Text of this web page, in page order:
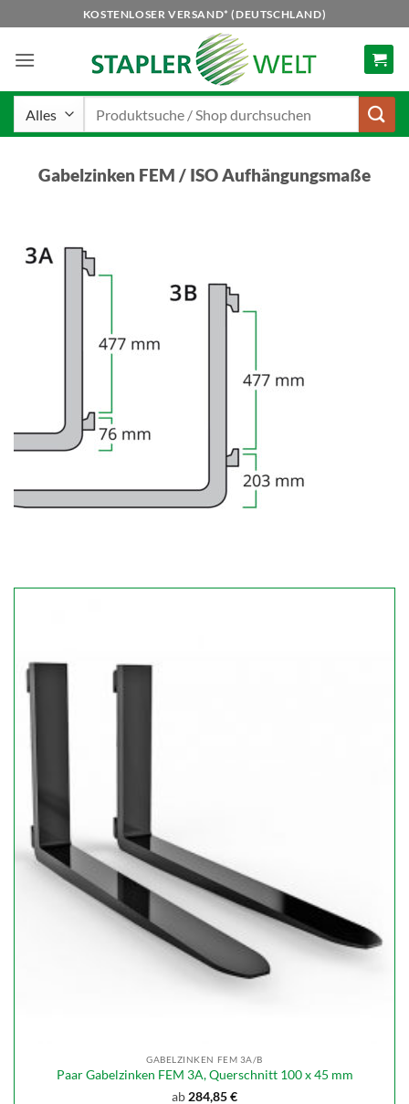
Inhalt
springen
KOSTENLOSER VERSAND* (DEUTSCHLAND)
Gabelzinken FEM / ISO Aufhängungsmaße
GABELZINKEN FEM 3A/B
Paar Gabelzinken FEM 3A, Querschnitt 100 x 45 mm
ab 284,85€